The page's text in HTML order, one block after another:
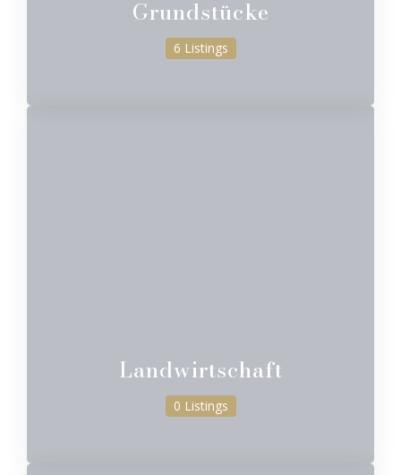
Grundstücke
6 Listings
Landwirtschaft
0 Listings